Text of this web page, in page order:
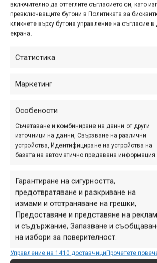
включително да оттеглите съгласието си, като
превключващите бутони в Политиката за
кликнете върху бутона управление на съгласие в
екрана.
Статистика
Маркетинг
Особености
Съчетаване и комбиниране на данни от други
източници на данни, Свързване на различни
устройства, Идентифициране на устройства на
базата на автоматично предавана информация.
Гарантиране на сигурността,
предотвратяване и разкриване на
измами и отстраняване на грешки,
Предоставяне и представяне на
и съдържание, Запазване и
на избори за поверителност.
Управление на 1410 доставчициПрочетете
СЕКЦИИ
Начало
Продукти
Събития
Специализирано